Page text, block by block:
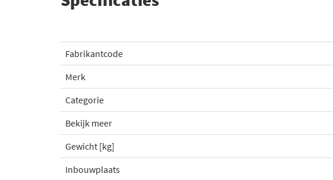
Fabrikantcode
Merk
Categorie
Bekijk meer
Gewicht [kg]
Inbouwplaats